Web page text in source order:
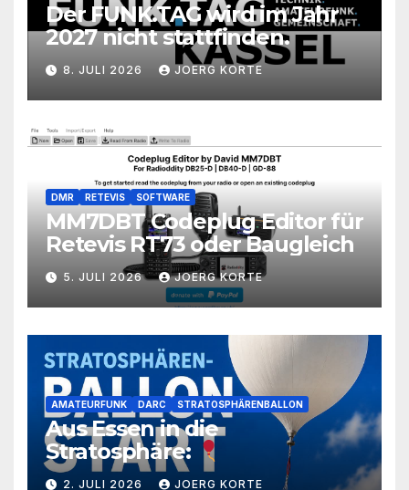
Der FUNK.TAG wird im Jahr
2027 nicht stattfinden.
8. JULI 2026 JOERG KORTE
DMR RETEVIS SOFTWARE
MM7DBT Codeplug Editor für
Retevis RT73 oder Baugleich
5. JULI 2026 JOERG KORTE
AMATEURFUNK DARC STRATOSPHÄRENBALLON
Aus Essen in die
Stratosphäre:
2. JULI 2026 JOERG KORTE